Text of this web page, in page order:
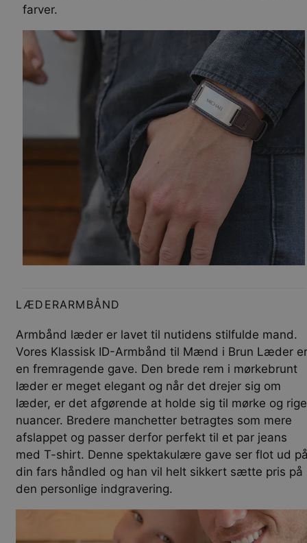
farver.
LÆDERARMBÅND
Armbånd læder er lavet til nutidens stilfulde mand.
Vores Klassisk ID-Armbånd til Mænd i Brun Læder er
en fremragende gave. Den brede rem i mørkebrunt
læder er meget elegant og når det drejer sig om
læder, er det afgørende at holde sig til mørke og rige
nuancer. Bredere manchetter betragtes som mere
afslappet og passer derfor perfekt til et par jeans
med T-shirt. Denne spektakulære gave ser flot ud
din fars håndled og han vil helt sikkert sætte pris på
den personlige indgravering.